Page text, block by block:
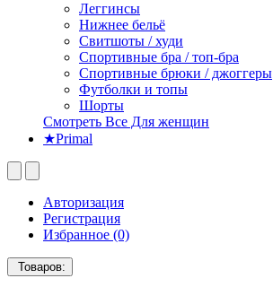
Леггинсы
Нижнее бельё
Свитшоты / худи
Спортивные бра / топ-бра
Спортивные брюки / джоггеры
Футболки и топы
Шорты
Смотреть Все Для женщин
★Primal
Авторизация
Регистрация
Избранное (0)
Товаров: